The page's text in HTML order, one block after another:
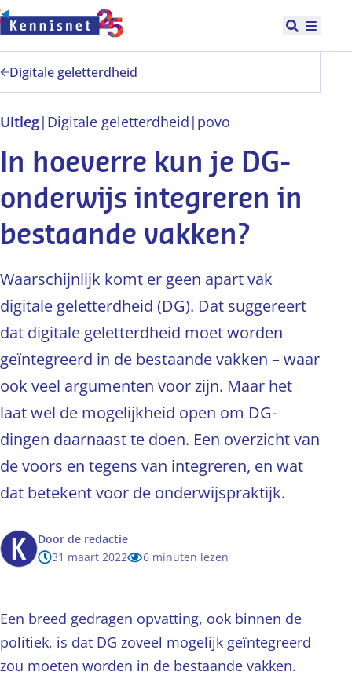
Doorgaan naar hoofdinhoud
Open
Digitale geletterdheid
Uitleg| Digitale geletterdheid | povo
In hoeverre kun je DG-
onderwijs integreren in
bestaande vakken?
Waarschijnlijk komt er geen apart vak
digitale geletterdheid (DG). Dat suggereert
dat digitale geletterdheid moet worden
geïntegreerd in de bestaande vakken – waar
ook veel argumenten voor zijn. Maar het
laat wel de mogelijkheid open om DG-
dingen daarnaast te doen. Een overzicht van
de voors en tegens van integreren, en wat
dat betekent voor de onderwijspraktijk.
Door de redactie
31 maart 2022
6 minuten lezen
Een breed gedragen opvatting, ook binnen de
politiek, is dat DG zoveel mogelijk geïntegreerd
zou moeten worden in de bestaande vakken.